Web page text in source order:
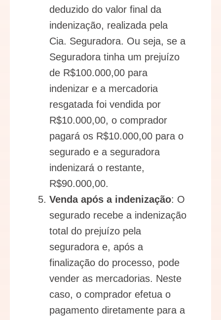
deduzido do valor final da
indenização, realizada pela
Cia. Seguradora. Ou seja, se a
Seguradora tinha um prejuízo
de R$100.000,00 para
indenizar e a mercadoria
resgatada foi vendida por
R$10.000,00, o comprador
pagará os R$10.000,00 para o
segurado e a seguradora
indenizará o restante,
R$90.000,00.
Venda após a indenização: O
segurado recebe a indenização
total do prejuízo pela
seguradora e, após a
finalização do processo, pode
vender as mercadorias. Neste
caso, o comprador efetua o
pagamento diretamente para a